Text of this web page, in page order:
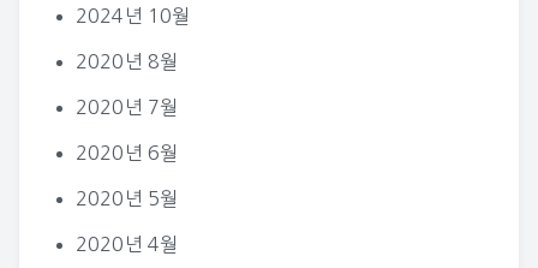
2024년 10월
2020년 8월
2020년 7월
2020년 6월
2020년 5월
2020년 4월